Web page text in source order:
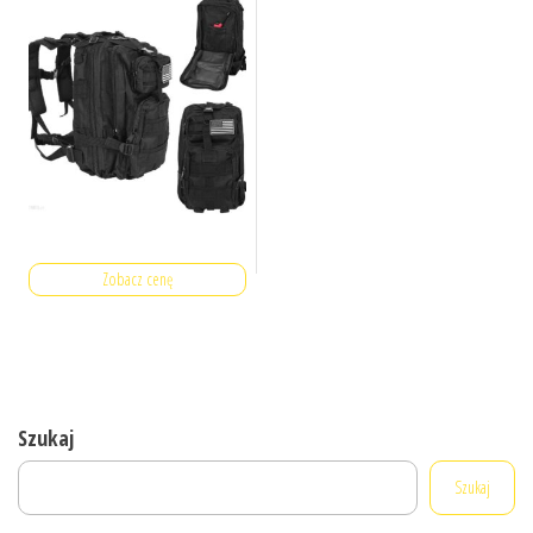
Zobacz cenę
Szukaj
Szukaj